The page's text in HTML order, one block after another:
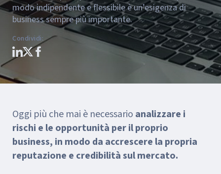
modo indipendente e flessibile è un’esigenza di
business sempre più importante.
Condividi:
Oggi più che mai è necessario analizzare i
rischi e le opportunità per il proprio
business, in modo da accrescere la propria
reputazione e credibilità sul mercato.